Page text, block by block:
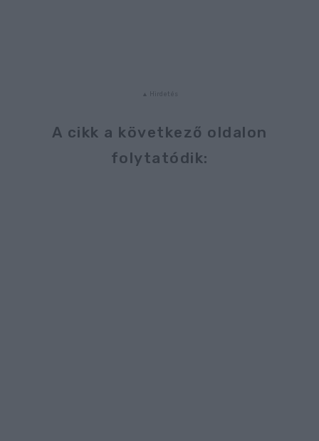
A cikk a következő oldalon
folytatódik: